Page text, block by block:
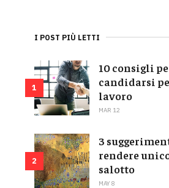
I POST PIÙ LETTI
1
10 consigli
candidarsi
lavoro
MAR 12
2
3
rendere
salotto
MAY 8